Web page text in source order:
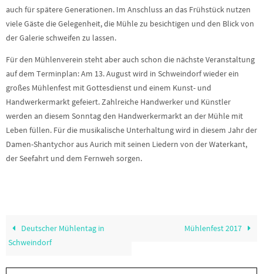
auch für spätere Generationen. Im Anschluss an das Frühstück nutzen
viele Gäste die Gelegenheit, die Mühle zu besichtigen und den Blick von
der Galerie schweifen zu lassen.
Für den Mühlenverein steht aber auch schon die nächste Veranstaltung
auf dem Terminplan: Am 13. August wird in Schweindorf wieder ein
großes Mühlenfest mit Gottesdienst und einem Kunst- und
Handwerkermarkt gefeiert. Zahlreiche Handwerker und Künstler
werden an diesem Sonntag den Handwerkermarkt an der Mühle mit
Leben füllen. Für die musikalische Unterhaltung wird in diesem Jahr der
Damen-Shantychor aus Aurich mit seinen Liedern von der Waterkant,
der Seefahrt und dem Fernweh sorgen.
Deutscher Mühlentag in
Schweindorf
Mühlenfest 2017